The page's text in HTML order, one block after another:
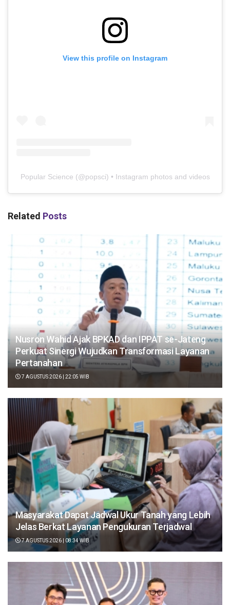
View this profile on Instagram
Popular Science (@popsci) • Instagram photos and videos
Related Posts
Nusron Wahid Ajak BPKAD dan IPPAT se-Jateng
Perkuat Sinergi Wujudkan Transformasi Layanan
Pertanahan
7 AGUSTUS 2026 | 22:05 WIB
Masyarakat Dapat Jadwal Ukur Tanah yang Lebih
Jelas Berkat Layanan Pengukuran Terjadwal
7 AGUSTUS 2026 | 08:34 WIB